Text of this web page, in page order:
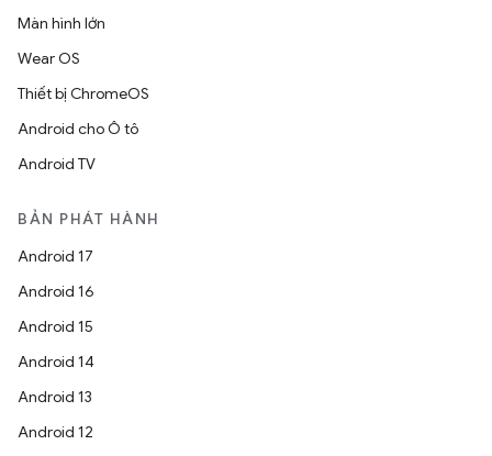
Màn hình lớn
Wear OS
Thiết bị ChromeOS
Android cho Ô tô
Android TV
BẢN PHÁT HÀNH
Android 17
Android 16
Android 15
Android 14
Android 13
Android 12